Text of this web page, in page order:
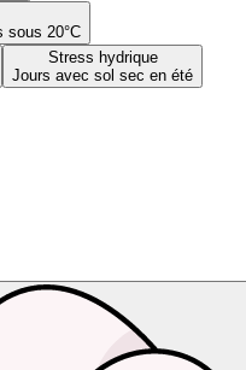
sous 20°C
Stress hydrique
Jours avec sol sec en été